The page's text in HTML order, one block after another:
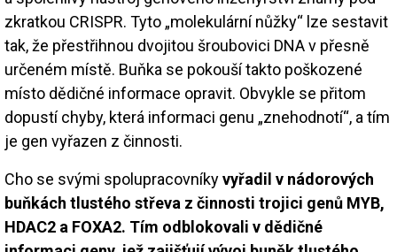
zkratkou CRISPR. Tyto „molekulární nůžky“ lze sestavit
tak, že přestřihnou dvojitou šroubovici DNA v přesně
určeném místě. Buňka se pokouší takto poškozené
místo dědičné informace opravit. Obvykle se přitom
dopustí chyby, která informaci genu „znehodnotí“, a tím
je gen vyřazen z činnosti.
Cho se svými spolupracovníkyvyřadil v nádorových
buňkách tlustého střeva z činnosti trojici genů MYB,
HDAC2 a FOXA2. Tím odblokovali v dědičné